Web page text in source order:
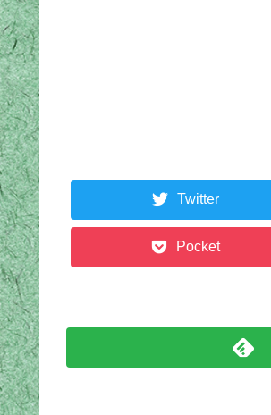
Twitter
Pocket